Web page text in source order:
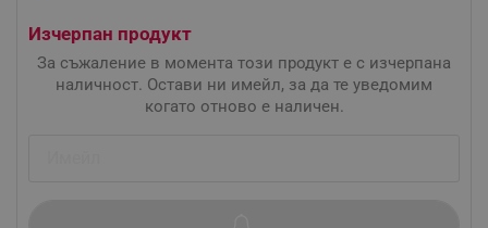
Изчерпан продукт
За съжаление в момента този продукт е с изчерпана
наличност. Остави ни имейл, за да те уведомим
когато отново е наличен.